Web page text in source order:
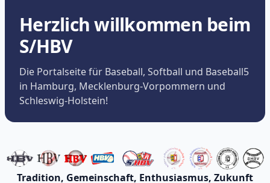
Herzlich willkommen beim
S/HBV
Die Portalseite für Baseball, Softball und Baseball5
in Hamburg, Mecklenburg-Vorpommern und
Schleswig-Holstein!
Tradition, Gemeinschaft, Enthusiasmus, Zukunft